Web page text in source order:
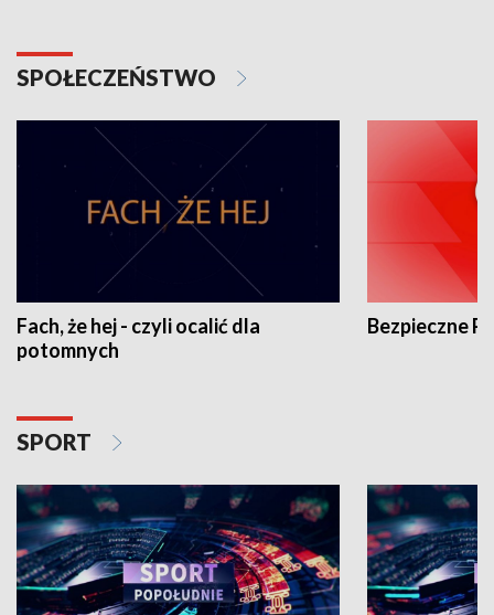
SPOŁECZEŃSTWO
Fach, że hej - czyli ocalić dla
potomnych
Bezpieczne
SPORT